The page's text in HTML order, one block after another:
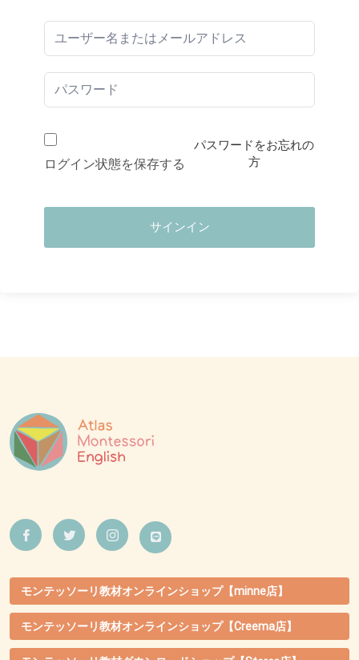
ログイン状態を保存する
パスワードをお忘れの
方
サインイン
モンテッソーリ教材オンラインショップ【minne店】
モンテッソーリ教材オンラインショップ【Creema店】